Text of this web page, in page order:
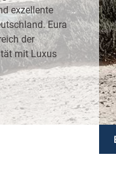
exzellente
Eura
der
mit Luxus